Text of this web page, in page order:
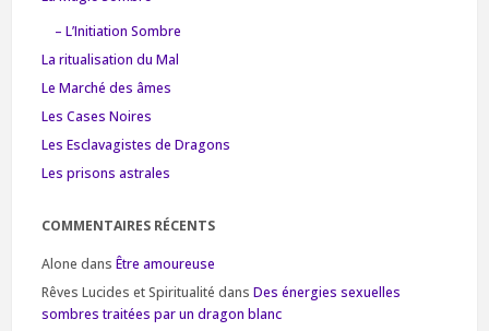
– L’Initiation Sombre
La ritualisation du Mal
Le Marché des âmes
Les Cases Noires
Les Esclavagistes de Dragons
Les prisons astrales
COMMENTAIRES RÉCENTS
Alone dans Être amoureuse
Rêves Lucides et Spiritualité dans Des énergies sexuelles
sombres traitées par un dragon blanc